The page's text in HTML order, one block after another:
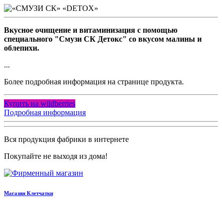
Вкусное очищение и витаминизация с помощью
специального "Смузи СК Детокс" со вкусом малины и
облепихи.
...
Более подробная информация на странице продукта.
Купить на wildberries
Подробная информация
Вся продукция фабрики в интернете
Покупайте не выходя из дома!
Магазин Клетчатки